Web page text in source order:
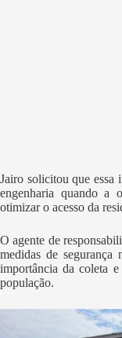
Jairo solicitou que essa
engenharia quando a
otimizar o acesso da
O agente de
medidas de segurança
importância da coleta
população.